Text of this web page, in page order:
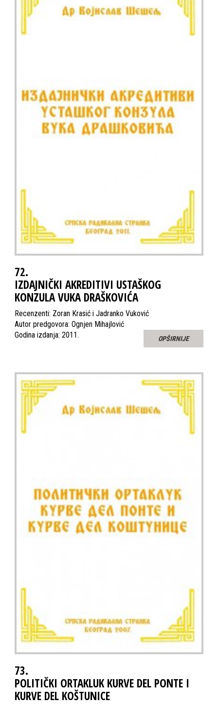
72.
IZDAJNIČKI AKREDITIVI USTAŠKOG
KONZULA VUKA DRAŠKOVIĆA
Recenzenti: Zoran Krasić i Jadranko Vuković
Autor predgovora: Ognjen Mihajlović
Godina izdanja: 2011.
OPŠIRNIJE
73.
POLITIČKI ORTAKLUK KURVE DEL PONTE I
KURVE DEL KOŠTUNICE